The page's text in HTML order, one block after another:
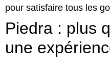
pour satisfaire tous les
Piedra : plus
une